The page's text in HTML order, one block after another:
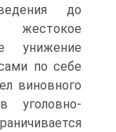
до
жестокое
унижение
по себе
виновного
уголовно-